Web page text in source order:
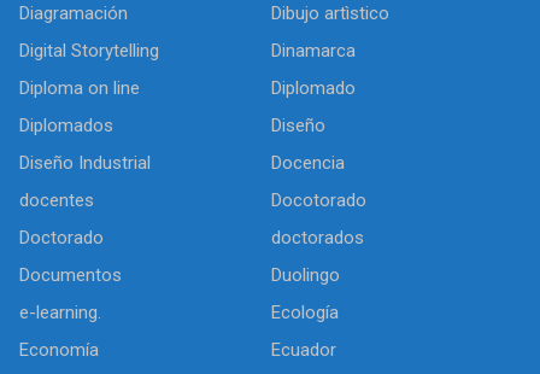
Diagramación
Dibujo artìstico
Digital Storytelling
Dinamarca
Diploma on line
Diplomado
Diplomados
Diseño
Diseño Industrial
Docencia
docentes
Docotorado
Doctorado
doctorados
Documentos
Duolingo
e-learning.
Ecología
Economía
Ecuador